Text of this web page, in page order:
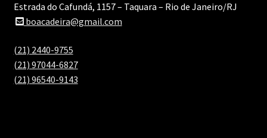
Estrada do Cafundá, 1157 – Taquara – Rio de Janeiro/RJ
boacadeira@gmail.com
(21) 2440-9755
(21) 97044-6827
(21) 96540-9143